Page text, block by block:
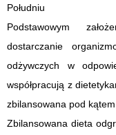
Południu
Podstawowym
dostarczanie
odżywczych w
współpracują z
zbilansowana pod kątem
Zbilansowana dieta